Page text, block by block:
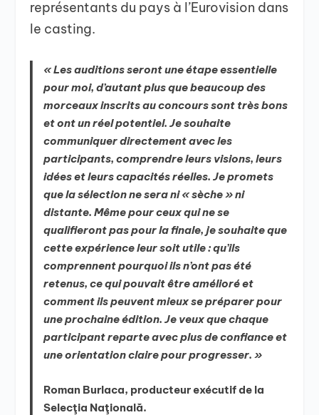
représentants du pays à l’Eurovision dans
le casting.
« Les auditions seront une étape essentielle
pour moi, d’autant plus que beaucoup des
morceaux inscrits au concours sont très bons
et ont un réel potentiel. Je souhaite
communiquer directement avec les
participants, comprendre leurs visions, leurs
idées et leurs capacités réelles. Je promets
que la sélection ne sera ni « sèche » ni
distante. Même pour ceux qui ne se
qualifieront pas pour la finale, je souhaite que
cette expérience leur soit utile : qu’ils
comprennent pourquoi ils n’ont pas été
retenus, ce qui pouvait être amélioré et
comment ils peuvent mieux se préparer pour
une prochaine édition. Je veux que chaque
participant reparte avec plus de confiance et
une orientation claire pour progresser. »
Roman Burlaca, producteur exécutif de la
Selecţia Naţională.